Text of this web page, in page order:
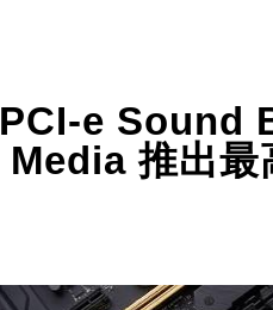
PCI-e Sound
Media 推出